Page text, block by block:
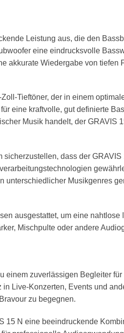
Leistung aus, die den
eine eindrucksvolle
akkurate Wiedergabe von tiefen
Tieftöner, der in einem
eine kraftvolle, gut definierte
Musik handelt, der GRAVIS
dass der
unterschiedlicher Musikgenres
ausgestattet, um eine
Mischpulte oder andere
einem zuverlässigen Begleiter
Live-Konzerten, Events und
zu begegnen.
15 N eine beeindruckende